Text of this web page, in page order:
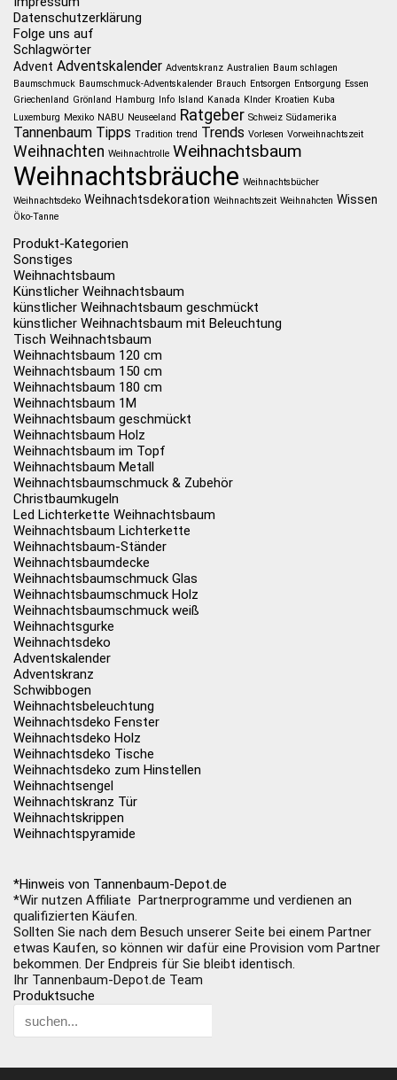
Datenschutzerklärung
Folge uns auf
Schlagwörter
Advent Adventskalender Adventskranz Australien Baum schlagen
Baumschmuck Baumschmuck-Adventskalender Brauch Entsorgen Entsorgung Essen
Griechenland Grönland Hamburg Info Island Kanada KInder Kroatien Kuba
Luxemburg Mexiko NABU Neuseeland Ratgeber Schweiz Südamerika
Tannenbaum Tipps Tradition trend Trends Vorlesen Vorweihnachtszeit
Weihnachten Weihnachtrolle Weihnachtsbaum
Weihnachtsbräuche Weihnachtsbücher
Weihnachtsdeko Weihnachtsdekoration Weihnachtszeit Weihnahcten Wissen
Öko-Tanne
Produkt-Kategorien
Sonstiges
Weihnachtsbaum
Künstlicher Weihnachtsbaum
künstlicher Weihnachtsbaum geschmückt
künstlicher Weihnachtsbaum mit Beleuchtung
Tisch Weihnachtsbaum
Weihnachtsbaum 120 cm
Weihnachtsbaum 150 cm
Weihnachtsbaum 180 cm
Weihnachtsbaum 1M
Weihnachtsbaum geschmückt
Weihnachtsbaum Holz
Weihnachtsbaum im Topf
Weihnachtsbaum Metall
Weihnachtsbaumschmuck & Zubehör
Christbaumkugeln
Led Lichterkette Weihnachtsbaum
Weihnachtsbaum Lichterkette
Weihnachtsbaum-Ständer
Weihnachtsbaumdecke
Weihnachtsbaumschmuck Glas
Weihnachtsbaumschmuck Holz
Weihnachtsbaumschmuck weiß
Weihnachtsgurke
Weihnachtsdeko
Adventskalender
Adventskranz
Schwibbogen
Weihnachtsbeleuchtung
Weihnachtsdeko Fenster
Weihnachtsdeko Holz
Weihnachtsdeko Tische
Weihnachtsdeko zum Hinstellen
Weihnachtsengel
Weihnachtskranz Tür
Weihnachtskrippen
Weihnachtspyramide
*Hinweis von Tannenbaum-Depot.de
*Wir nutzen Affiliate Partnerprogramme und verdienen an
qualifizierten Käufen.
Sollten Sie nach dem Besuch unserer Seite bei einem Partner
etwas Kaufen, so können wir dafür eine Provision vom Partner
bekommen. Der Endpreis für Sie bleibt identisch.
Ihr Tannenbaum-Depot.de Team
Produktsuche